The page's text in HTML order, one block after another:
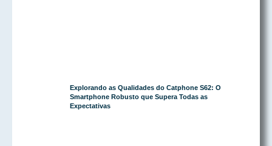
Explorando as Qualidades do Catphone S62: O
Smartphone Robusto que Supera Todas as
Expectativas